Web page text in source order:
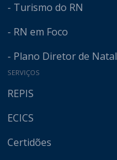
- Turismo do RN
- RN em Foco
- Plano Diretor de Natal
SERVIÇOS
REPIS
ECICS
Certidões